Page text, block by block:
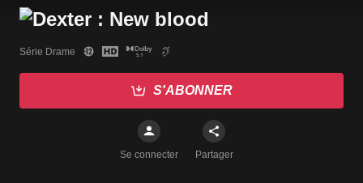
Série Drame
S'ABONNER
Se connecter Partager